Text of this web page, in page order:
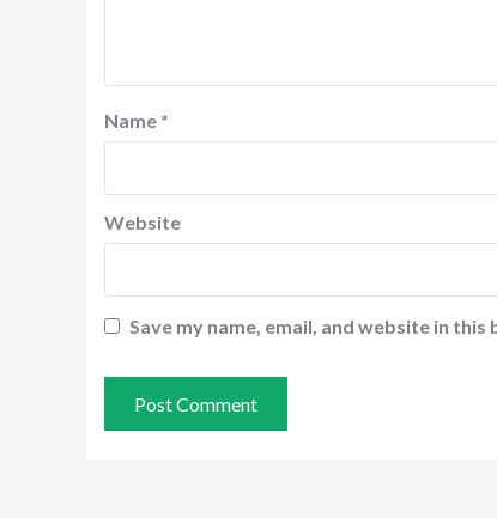
Name *
Website
Save my name, email, and website in